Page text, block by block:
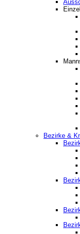
Bezirke &